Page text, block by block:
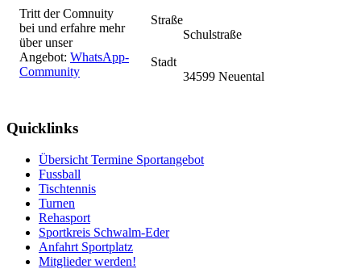
Tritt der Comnuity
bei und erfahre mehr
über unser
Angebot: WhatsApp-
Community
Straße
Schulstraße
Stadt
34599 Neuental
Quicklinks
Übersicht Termine Sportangebot
Fussball
Tischtennis
Turnen
Rehasport
Sportkreis Schwalm-Eder
Anfahrt Sportplatz
Mitglieder werden!